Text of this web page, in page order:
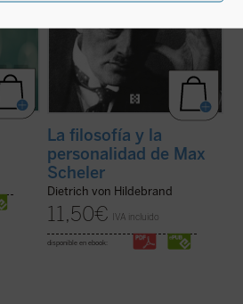
La filosofía y la
personalidad de Max
Scheler
Dietrich von Hildebrand
11,50€ IVA incluido
disponible en ebook: